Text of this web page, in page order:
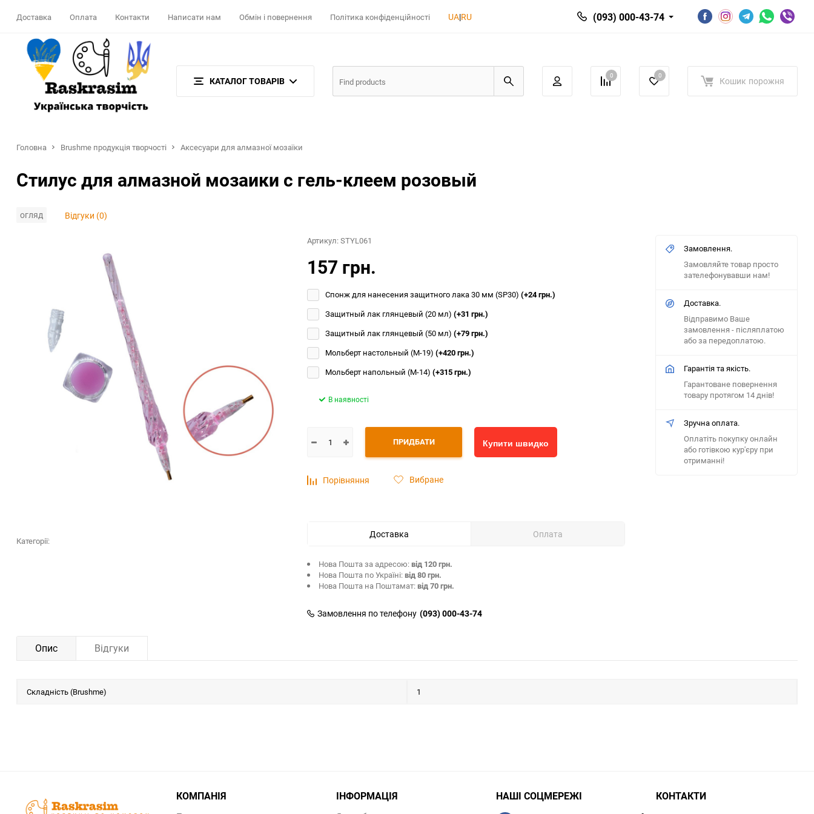
Доставка Оплата Контакти Написати нам Обмін і повернення Політика конфіденційності UA|RU (093) 000-43-74
КАТАЛОГ ТОВАРІВ 0 0 Кошик порожня
Головна Brushme продукція творчості Аксесуари для алмазної мозаїки
Стилус для алмазной мозаики с гель-клеем розовый
огляд Відгуки (0)
Категорії:
Замовлення.
Замовляйте товар просто
зателефонувавши нам!
Доставка.
Відправимо Ваше
замовлення - післяплатою
або за передоплатою.
Гарантія та якість.
Гарантоване повернення
товару протягом 14 днів!
Зручна оплата.
Оплатіть покупку онлайн
або готівкою кур'єру при
отриманні!
Артикул:STYL061
157 грн.
Спонж для нанесения защитного лака 30 мм (SP30) (+24 грн.)
Защитный лак глянцевый (20 мл) (+31 грн.)
Защитный лак глянцевый (50 мл) (+79 грн.)
Мольберт настольный (М-19) (+420 грн.)
Мольберт напольный (М-14) (+315 грн.)
ПРИДБАТИ Купити швидко
В наявності
Порівняння Вибране
Доставка Оплата
Нова Пошта за адресою:від 120 грн.
Нова Пошта по Україні:від 80 грн.
Нова Пошта на Поштамат:від 70 грн.
Замовлення по телефону (093) 000-43-74
Опис Відгуки
Складність (Brushme) 1
КОМПАНІЯ ІНФОРМАЦІЯ НАШІ СОЦМЕРЕЖІ КОНТАКТИ